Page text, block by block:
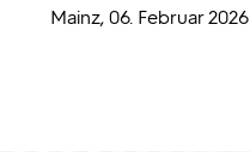
Mainz, 06. Februar 2026